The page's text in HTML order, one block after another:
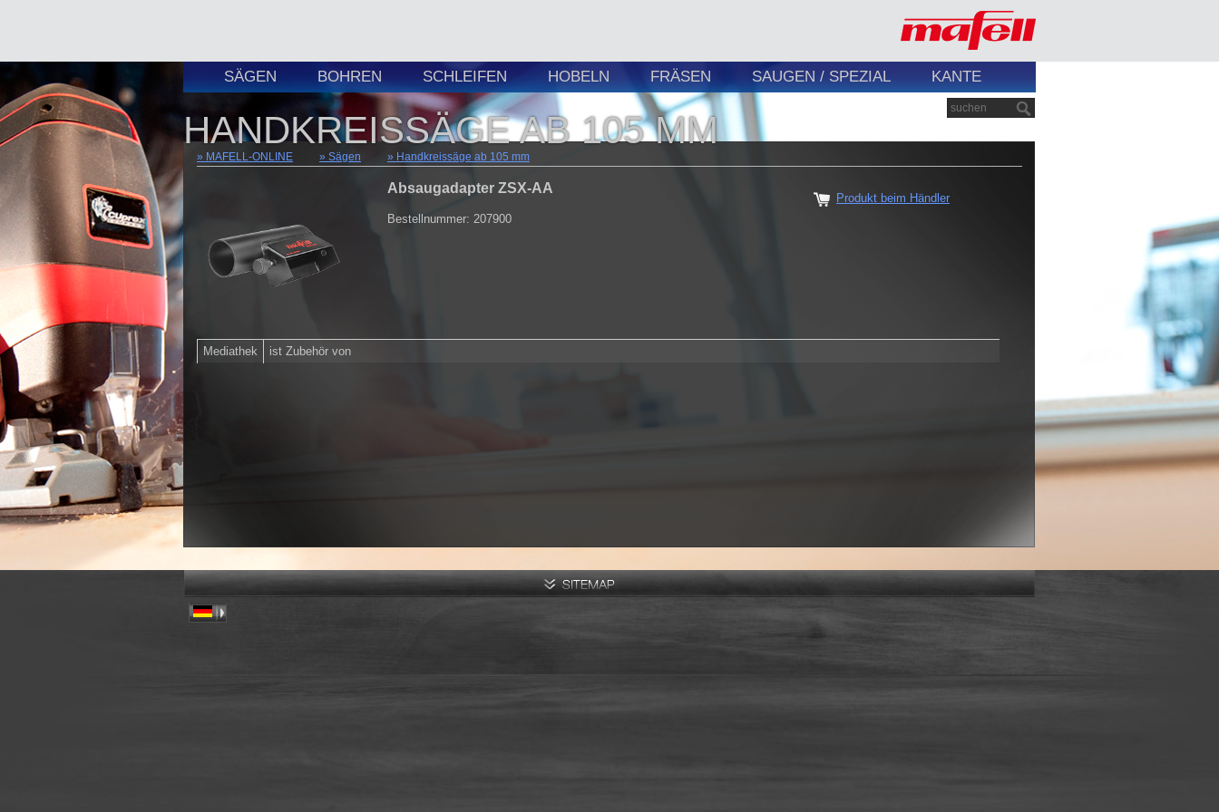
SÄGEN BOHREN SCHLEIFEN HOBELN FRÄSEN SAUGEN / SPEZIAL KANTE
HANDKREISSÄGE AB 105 MM
MAFELL-ONLINE Sägen Handkreissäge ab 105 mm
Absaugadapter ZSX-AA
Bestellnummer: 207900
Produkt beim Händler
Mediathek ist Zubehör von